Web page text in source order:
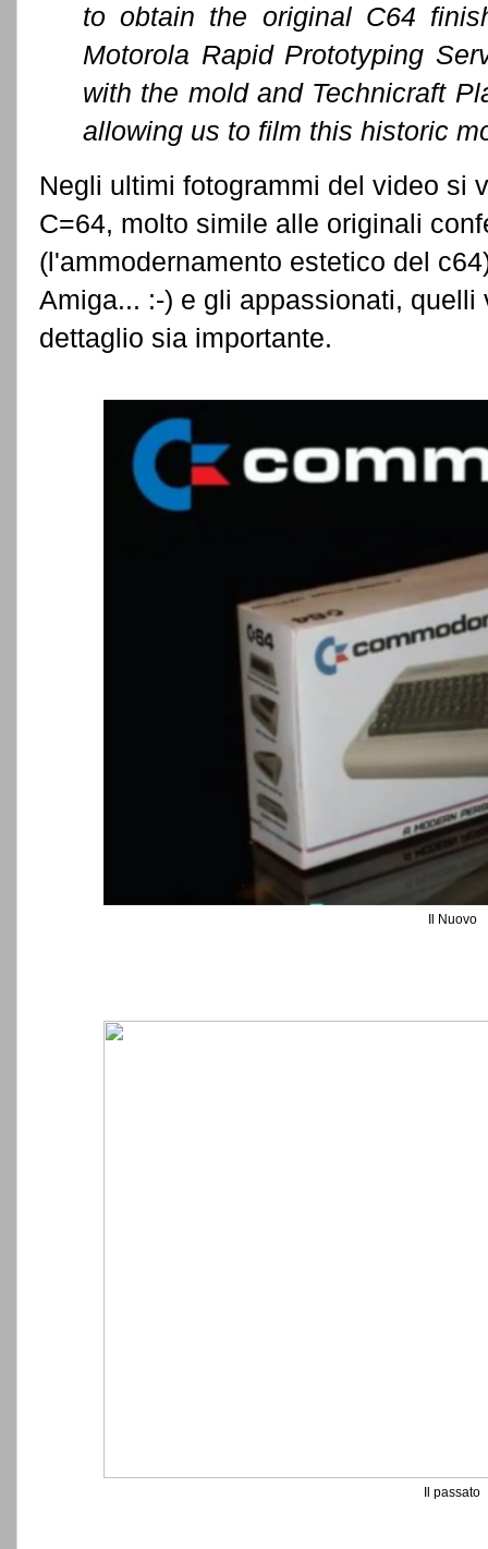
to obtain the original C64
Motorola Rapid Prototyping
with the mold and Technicraft
allowing us to film this historic
Negli ultimi fotogrammi del video si
C=64, molto simile alle originali
(l'ammodernamento estetico del
Amiga... :-) e gli appassionati,
dettaglio sia importante.
Il Nuovo
Il passato